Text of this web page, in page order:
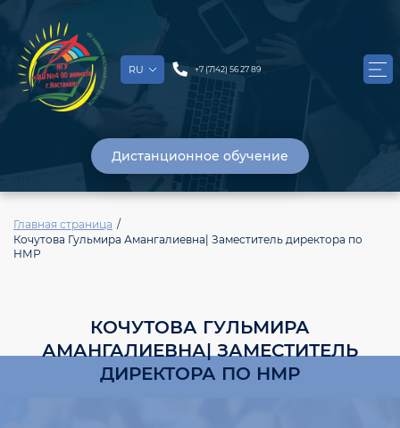
RU +7 (7142) 56 27 89
Дистанционное обучение
Главная страница
Кочутова Гульмира Амангалиевна| Заместитель директора по
НМР
КОЧУТОВА ГУЛЬМИРА
АМАНГАЛИЕВНА| ЗАМЕСТИТЕЛЬ
ДИРЕКТОРА ПО НМР